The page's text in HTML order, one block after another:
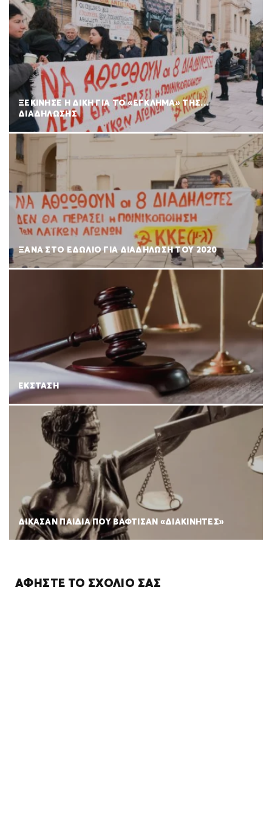
ΞΕΚΙΝΗΣΕ Η ΔΙΚΗ ΓΙΑ ΤΟ «ΕΓΚΛΗΜΑ» ΤΗΣ…
ΔΙΑΔΗΛΩΣΗΣ
ΞΑΝΑ ΣΤΟ ΕΔΩΛΙΟ ΓΙΑ ΔΙΑΔΗΛΩΣΗ ΤΟΥ 2020
ΕΚΣΤΑΣΗ
ΔΙΚΑΣΑΝ ΠΑΙΔΙΑ ΠΟΥ ΒΑΦΤΙΣΑΝ «ΔΙΑΚΙΝΗΤΕΣ»
ΑΦΉΣΤΕ ΤΟ ΣΧΌΛΙΌ ΣΑΣ